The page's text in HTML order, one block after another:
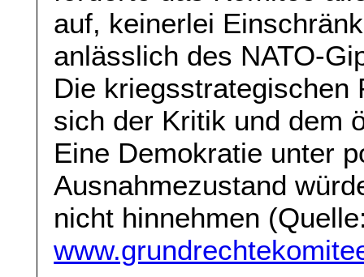
auf, keinerlei
anlässlich des NATO-
Die kriegsstrategischen
sich der Kritik und dem
Eine Demokratie unter
Ausnahmezustand
nicht hinnehmen